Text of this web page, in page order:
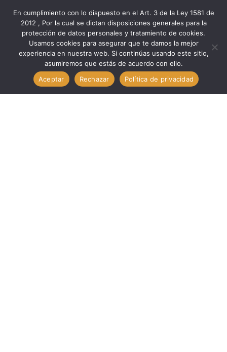
Medio Ambiente
Eg. Renovable
Eg. Renovable MID CLAMP 35MM // PROCET SCIENTIFIC MID
En cumplimiento con lo dispuesto en el Art. 3 de la Ley 1581 de
2012 , Por la cual se dictan disposiciones generales para la
protección de datos personales y tratamiento de cookies.
Usamos cookies para asegurar que te damos la mejor
experiencia en nuestra web. Si continúas usando este sitio,
asumiremos que estás de acuerdo con ello.
Aceptar
Rechazar Política de privacidad